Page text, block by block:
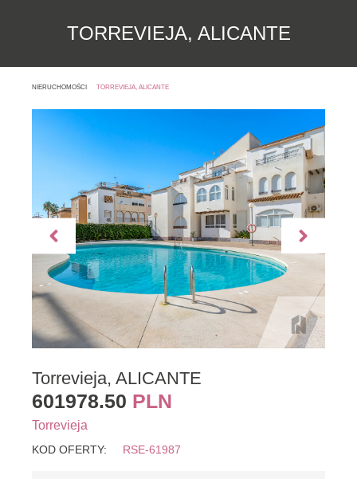
TORREVIEJA, ALICANTE
NIERUCHOMOŚCI TORREVIEJA, ALICANTE
Torrevieja, ALICANTE
601978.50 PLN
Torrevieja
KOD OFERTY: RSE-61987